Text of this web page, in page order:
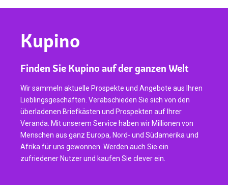
Kupino
Finden Sie Kupino auf der ganzen Welt
Wir sammeln aktuelle Prospekte und Angebote aus Ihren
Lieblingsgeschäften. Verabschieden Sie sich von den
überladenen Briefkästen und Prospekten auf Ihrer
Veranda. Mit unserem Service haben wir Millionen von
Menschen aus ganz Europa, Nord- und Südamerika und
Afrika für uns gewonnen. Werden auch Sie ein
zufriedener Nutzer und kaufen Sie clever ein.